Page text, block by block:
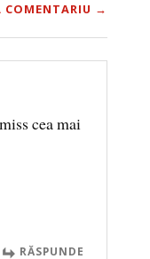
COMENTARIU →
cea mai
RĂSPUNDE